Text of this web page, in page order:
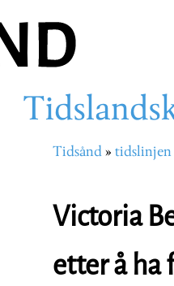
Tidsånd tidslinjen
Victoria
etter å ha